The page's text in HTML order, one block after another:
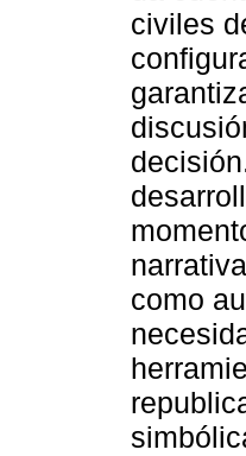
civiles
como